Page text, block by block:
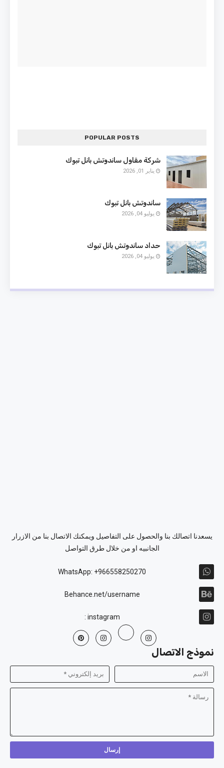
POPULAR POSTS
شركة مقاول ساندوتش بانل تبوك
يناير 01, 2026
ساندوتش بانل تبوك
يوليو 04, 2026
حداد ساندوتش بانل تبوك
يوليو 04, 2026
يسعدنا اتصالك بنا والحصول على التفاصيل ويمكنك الاتصال بنا من الازرار
الجانبيه او من خلال طرق التواصل
WhatsApp: +966558250270
Behance.net/username
instagram :
نموذج الاتصال